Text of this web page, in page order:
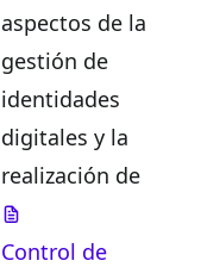
aspectos de la
gestión de
identidades
digitales y la
realización de
Control de